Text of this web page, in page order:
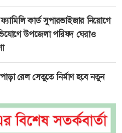
কার্ড সুপারভাইজার নিয়োগে
উপজেলা পরিষদ ঘেরাও
রেল সেতুতে নির্মাণ হবে নতুন